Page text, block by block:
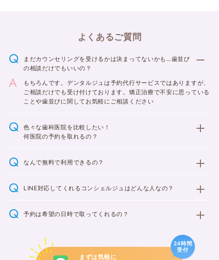
よくあるご質問
まだカウンセリングを受けるかは決まってないかも…歯並び
の相談だけでもいいの？
もちろんです。デンタルジュは予約代行サービスではありますが、
ご相談だけでも受け付けております。矯正治療で不安に思っている
ことや歯並びに関してお気軽にご相談ください
色々な歯科医院を比較したい！
何医院の予約を取れるの？
なんで無料で利用できるの？
LINE対応してくれるコンシェルジュはどんな人なの？
予約は希望の日時で取ってくれるの？
まずは気軽に
24時間
受付